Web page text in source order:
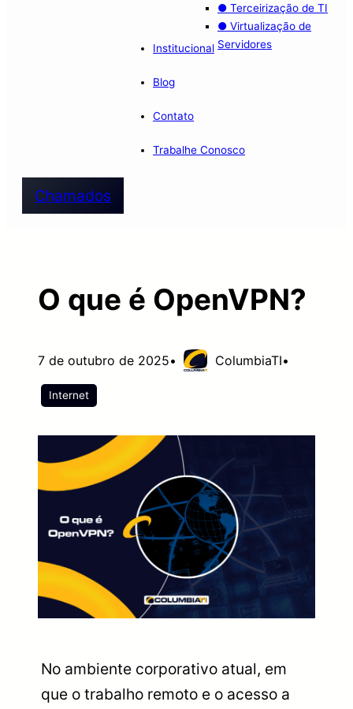
● Terceirização de TI
● Virtualização de
Servidores
Institucional
Blog
Contato
Trabalhe Conosco
Chamados
O que é OpenVPN?
7 de outubro de 2025• ColumbiaTI•
Internet
No ambiente corporativo atual, em
que o trabalho remoto e o acesso a